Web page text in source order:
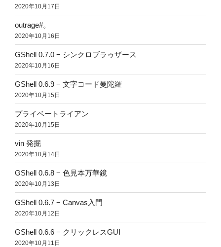
2020年10月17日
outrage#。
2020年10月16日
GShell 0.7.0 − シンクロブラゥザース
2020年10月16日
GShell 0.6.9 − 文字コード曼陀羅
2020年10月15日
プライベートライアン
2020年10月15日
vin 発掘
2020年10月14日
GShell 0.6.8 − 色見本万華鏡
2020年10月13日
GShell 0.6.7 − Canvas入門
2020年10月12日
GShell 0.6.6 − クリックレスGUI
2020年10月11日